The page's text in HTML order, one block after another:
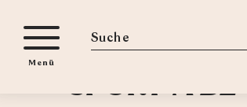
contenu
principal
Suche
Menü
SPORT'A BÈ